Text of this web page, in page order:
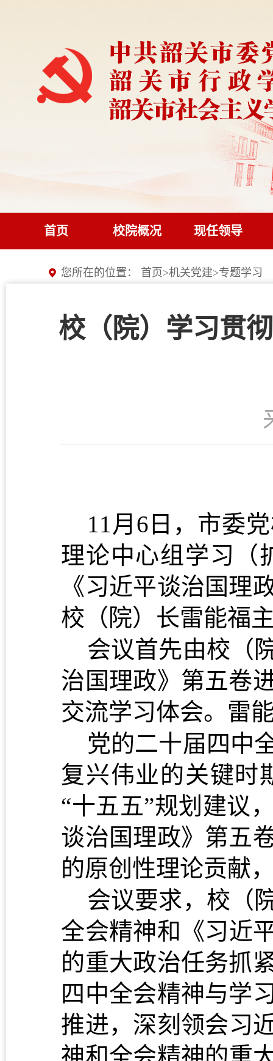
首页 校院概况 现任领导
您所在的位置： 首页>机关党建>专题学习
校（院）学习贯
11月6日，市委
理论中心组学习（
《习近平谈治国理
校 （院） 长雷能福
会议首先由校（
治国理政》第五卷
交流学习体会。 雷
党的二十届四中
复兴伟业的关键时
“十五五”规划建议
谈治国理政》第五
的原创性理论贡献
会议要求，校（
全会精神和
《习近
的重大政治任务抓
四中全会精神与学
推进， 深刻领会习